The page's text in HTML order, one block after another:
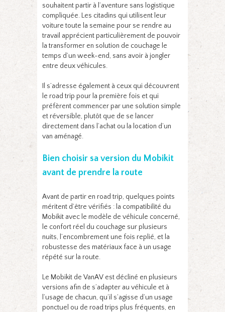
souhaitent partir à l’aventure sans logistique
compliquée. Les citadins qui utilisent leur
voiture toute la semaine pour se rendre au
travail apprécient particulièrement de pouvoir
la transformer en solution de couchage le
temps d’un week-end, sans avoir à jongler
entre deux véhicules.
Il s’adresse également à ceux qui découvrent
le road trip pour la première fois et qui
préfèrent commencer par une solution simple
et réversible, plutôt que de se lancer
directement dans l’achat ou la location d’un
van aménagé.
Bien choisir sa version du Mobikit
avant de prendre la route
Avant de partir en road trip, quelques points
méritent d’être vérifiés : la compatibilité du
Mobikit avec le modèle de véhicule concerné,
le confort réel du couchage sur plusieurs
nuits, l’encombrement une fois replié, et la
robustesse des matériaux face à un usage
répété sur la route.
Le Mobikit de VanAV est décliné en plusieurs
versions afin de s’adapter au véhicule et à
l’usage de chacun, qu’il s’agisse d’un usage
ponctuel ou de road trips plus fréquents, en